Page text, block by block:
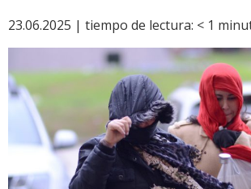
23.06.2025 | tiempo de lectura: < 1